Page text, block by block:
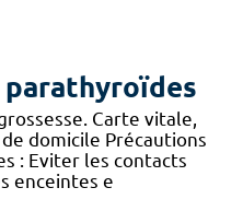
Carte vitale,
domicile Précautions
: Eviter les contacts
enceintes e